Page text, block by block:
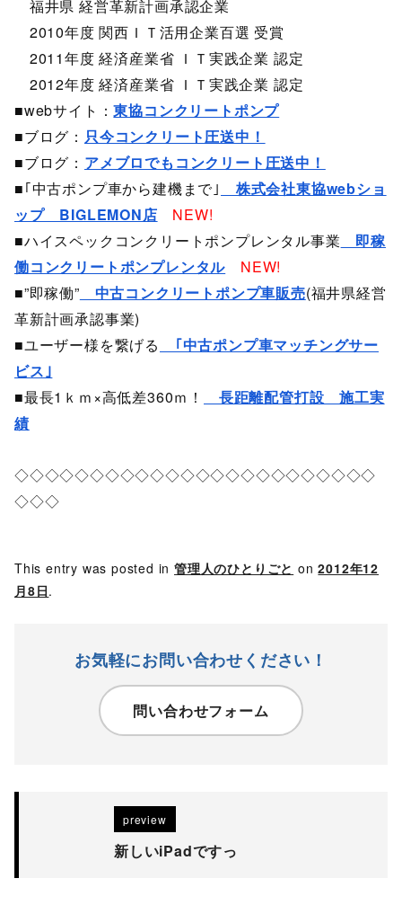
福井県 経営革新計画承認企業
2010年度 関西ＩＴ活用企業百選 受賞
2011年度 経済産業省 ＩＴ実践企業 認定
2012年度 経済産業省 ＩＴ実践企業 認定
■webサイト：東協コンクリートポンプ
■ブログ： 只今コンクリート圧送中！
■ブログ： アメブロでもコンクリート圧送中！
■｢中古ポンプ車から建機まで｣
株式会社東協webショ
ップ BIGLEMON店
NEW!
■ハイスペックコンクリートポンプレンタル事業 即稼
働コンクリートポンプレンタル
NEW!
■”即稼働” 中古コンクリートポンプ車販売(福井県経営
革新計画承認事業)
■ユーザー様を繋げる
｢中古ポンプ車マッチングサー
ビス｣
■最長1ｋｍ×高低差360ｍ！
長距離配管打設 施工実
績
◇◇◇◇◇◇◇◇◇◇◇◇◇◇◇◇◇◇◇◇◇◇◇◇
◇◇◇
This entry was posted in 管理人のひとりごと on2012年12
月8日.
お気軽にお問い合わせください！
問い合わせフォーム
preview
新しいiPadですっ